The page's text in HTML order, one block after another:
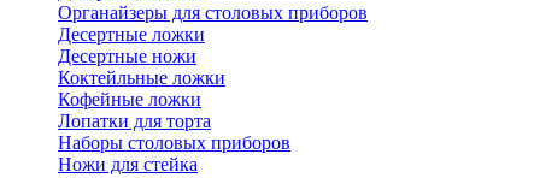
Органайзеры для столовых приборов
Десертные ложки
Десертные ножи
Коктейльные ложки
Кофейные ложки
Лопатки для торта
Наборы столовых приборов
Ножи для стейка